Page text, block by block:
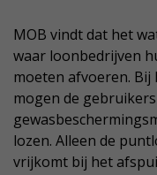
MOB vindt dat het
waar loonbedrijven
moeten afvoeren. Bij
mogen de
lozen. Alleen de
vrijkomt bij het